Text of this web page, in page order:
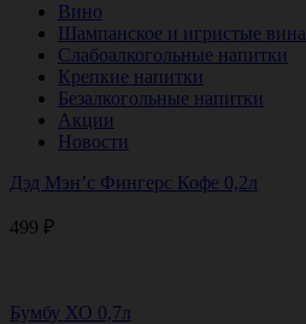
Вино
Шампанское и игристые вина
Слабоалкогольные напитки
Крепкие напитки
Безалкогольные напитки
Акции
Новости
Дэд Мэн’с Фингерс Кофе 0,2л
499 ₽
Бумбу ХО 0,7л